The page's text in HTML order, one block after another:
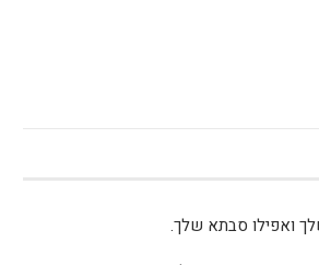
ואפילו סבתא שלך.